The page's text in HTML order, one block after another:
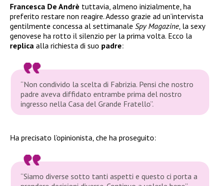
Francesca De Andrè tuttavia, almeno inizialmente, ha
preferito restare non reagire. Adesso grazie ad un’intervista
gentilmente concessa al settimanale Spy Magazine, la sexy
genovese ha rotto il silenzio per la prima volta. Ecco la
replica alla richiesta di suo padre:
“Non condivido la scelta di Fabrizia. Pensi che nostro
padre aveva diffidato entrambe prima del nostro
ingresso nella Casa del Grande Fratello”.
Ha precisato l’opinionista, che ha proseguito:
“Siamo diverse sotto tanti aspetti e questo ci porta a